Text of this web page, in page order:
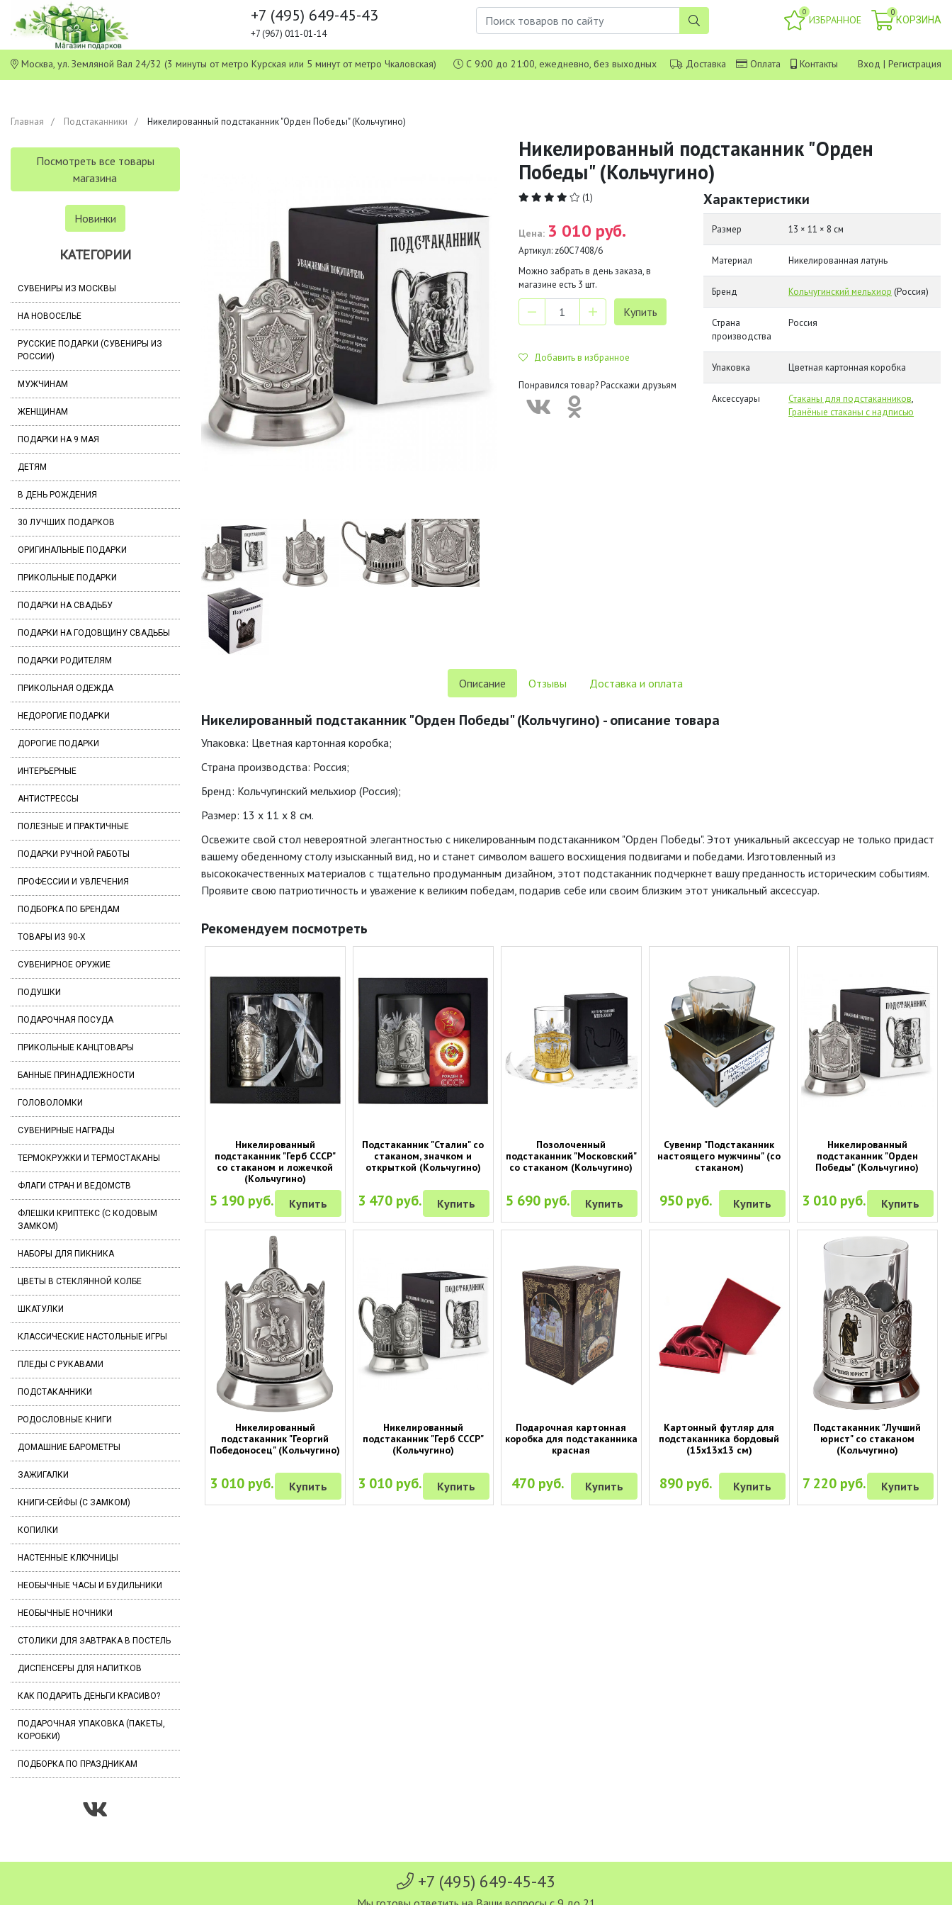
+7 (495) 649-45-43
+7 (967) 011-01-14
0
ИЗБРАННОЕ
0
КОРЗИНА
Москва, ул. Земляной Вал 24/32 (3 минуты от метро Курская или 5 минут от метро Чкаловская) С 9:00 до 21:00, ежедневно, без выходных Доставка Оплата Контакты Вход | Регистрация
Главная Подстаканники Никелированный подстаканник "Орден Победы" (Кольчугино)
Посмотреть все товары
магазина
Новинки
КАТЕГОРИИ
СУВЕНИРЫ ИЗ МОСКВЫ
НА НОВОСЕЛЬЕ
РУССКИЕ ПОДАРКИ (СУВЕНИРЫ ИЗ
РОССИИ)
МУЖЧИНАМ
ЖЕНЩИНАМ
ПОДАРКИ НА 9 МАЯ
ДЕТЯМ
В ДЕНЬ РОЖДЕНИЯ
30 ЛУЧШИХ ПОДАРКОВ
ОРИГИНАЛЬНЫЕ ПОДАРКИ
ПРИКОЛЬНЫЕ ПОДАРКИ
ПОДАРКИ НА СВАДЬБУ
ПОДАРКИ НА ГОДОВЩИНУ СВАДЬБЫ
ПОДАРКИ РОДИТЕЛЯМ
ПРИКОЛЬНАЯ ОДЕЖДА
НЕДОРОГИЕ ПОДАРКИ
ДОРОГИЕ ПОДАРКИ
ИНТЕРЬЕРНЫЕ
АНТИСТРЕССЫ
ПОЛЕЗНЫЕ И ПРАКТИЧНЫЕ
ПОДАРКИ РУЧНОЙ РАБОТЫ
ПРОФЕССИИ И УВЛЕЧЕНИЯ
ПОДБОРКА ПО БРЕНДАМ
ТОВАРЫ ИЗ 90-Х
СУВЕНИРНОЕ ОРУЖИЕ
ПОДУШКИ
ПОДАРОЧНАЯ ПОСУДА
ПРИКОЛЬНЫЕ КАНЦТОВАРЫ
БАННЫЕ ПРИНАДЛЕЖНОСТИ
ГОЛОВОЛОМКИ
СУВЕНИРНЫЕ НАГРАДЫ
ТЕРМОКРУЖКИ И ТЕРМОСТАКАНЫ
ФЛАГИ СТРАН И ВЕДОМСТВ
ФЛЕШКИ КРИПТЕКС (С КОДОВЫМ
ЗАМКОМ)
НАБОРЫ ДЛЯ ПИКНИКА
ЦВЕТЫ В СТЕКЛЯННОЙ КОЛБЕ
ШКАТУЛКИ
КЛАССИЧЕСКИЕ НАСТОЛЬНЫЕ ИГРЫ
ПЛЕДЫ С РУКАВАМИ
ПОДСТАКАННИКИ
РОДОСЛОВНЫЕ КНИГИ
ДОМАШНИЕ БАРОМЕТРЫ
ЗАЖИГАЛКИ
КНИГИ-СЕЙФЫ (С ЗАМКОМ)
КОПИЛКИ
НАСТЕННЫЕ КЛЮЧНИЦЫ
НЕОБЫЧНЫЕ ЧАСЫ И БУДИЛЬНИКИ
НЕОБЫЧНЫЕ НОЧНИКИ
СТОЛИКИ ДЛЯ ЗАВТРАКА В ПОСТЕЛЬ
ДИСПЕНСЕРЫ ДЛЯ НАПИТКОВ
КАК ПОДАРИТЬ ДЕНЬГИ КРАСИВО?
ПОДАРОЧНАЯ УПАКОВКА (ПАКЕТЫ,
КОРОБКИ)
ПОДБОРКА ПО ПРАЗДНИКАМ
Никелированный подстаканник "Орден
Победы" (Кольчугино)
(1)
Цена: 3 010 руб.
Артикул: z60C7408/6
Можно забрать в день заказа, в
магазине есть 3 шт.
Добавить в избранное
Понравился товар? Расскажи друзьям
Характеристики
Размер 13 × 11 × 8 см
Материал Никелированная латунь
Бренд Кольчугинский мельхиор (Россия)
Страна
производства
Россия
Упаковка Цветная картонная коробка
Аксессуары Стаканы для подстаканников,
Гранёные стаканы с надписью
Описание Отзывы Доставка и оплата
Никелированный подстаканник "Орден Победы" (Кольчугино) - описание товара
Упаковка: Цветная картонная коробка;
Страна производства: Россия;
Бренд: Кольчугинский мельхиор (Россия);
Размер: 13 x 11 x 8 см.
Освежите свой стол невероятной элегантностью с никелированным подстаканником "Орден Победы". Этот уникальный аксессуар не только придаст
вашему обеденному столу изысканный вид, но и станет символом вашего восхищения подвигами и победами. Изготовленный из
высококачественных материалов с тщательно продуманным дизайном, этот подстаканник подчеркнет вашу преданность историческим событиям.
Проявите свою патриотичность и уважение к великим победам, подарив себе или своим близким этот уникальный аксессуар.
Рекомендуем посмотреть
Никелированный
подстаканник "Герб СССР"
со стаканом и ложечкой
(Кольчугино)
5 190 руб. Купить
Подстаканник "Сталин" со
стаканом, значком и
открыткой (Кольчугино)
3 470 руб. Купить
Позолоченный
подстаканник "Московский"
со стаканом (Кольчугино)
5 690 руб. Купить
Сувенир "Подстаканник
настоящего мужчины" (со
стаканом)
950 руб. Купить
Никелированный
подстаканник "Орден
Победы" (Кольчугино)
3 010 руб. Купить
Никелированный
подстаканник "Георгий
Победоносец" (Кольчугино)
3 010 руб. Купить
Никелированный
подстаканник "Герб СССР"
(Кольчугино)
3 010 руб. Купить
Подарочная картонная
коробка для подстаканника
красная
470 руб. Купить
Картонный футляр для
подстаканника бордовый
(15х13х13 см)
890 руб. Купить
Подстаканник "Лучший
юрист" со стаканом
(Кольчугино)
7 220 руб. Купить
+7 (495) 649-45-43